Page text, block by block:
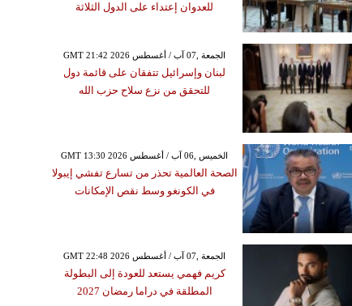
للعدوان إعتداء على الدول الثلاثة
GMT 21:42 2026 الجمعة ,07 آب / أغسطس
لبنان وإسرائيل تتفقان على قائمة دول
للتحقق من نزع سلاح حزب الله
GMT 13:30 2026 الخميس ,06 آب / أغسطس
الصحة العالمية تحذر من تسارع تفشي إيبولا
في الكونغو وسط نقص الإمكانات
GMT 22:48 2026 الجمعة ,07 آب / أغسطس
كريم فهمي يستعد للعودة إلى البطولة
المطلقة في دراما رمضان 2027